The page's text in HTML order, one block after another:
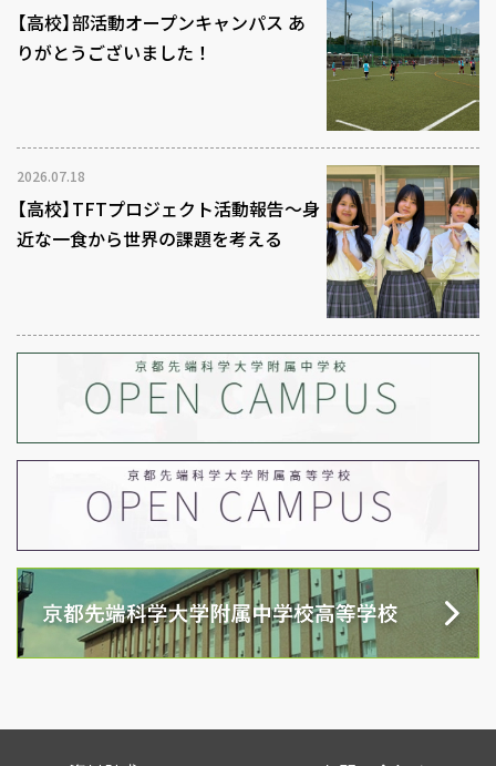
【高校】部活動オープンキャンパス あ
りがとうございました！
2026.07.18
【高校】TFTプロジェクト活動報告～身
近な一食から世界の課題を考える